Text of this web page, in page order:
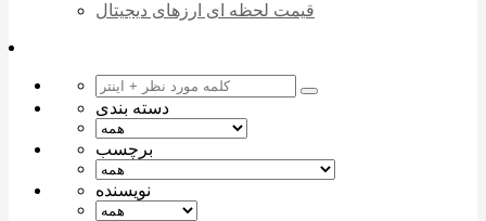
قیمت لحظه ای ارزهای دیجیتال
دسته بندی
برچسب
نویسنده